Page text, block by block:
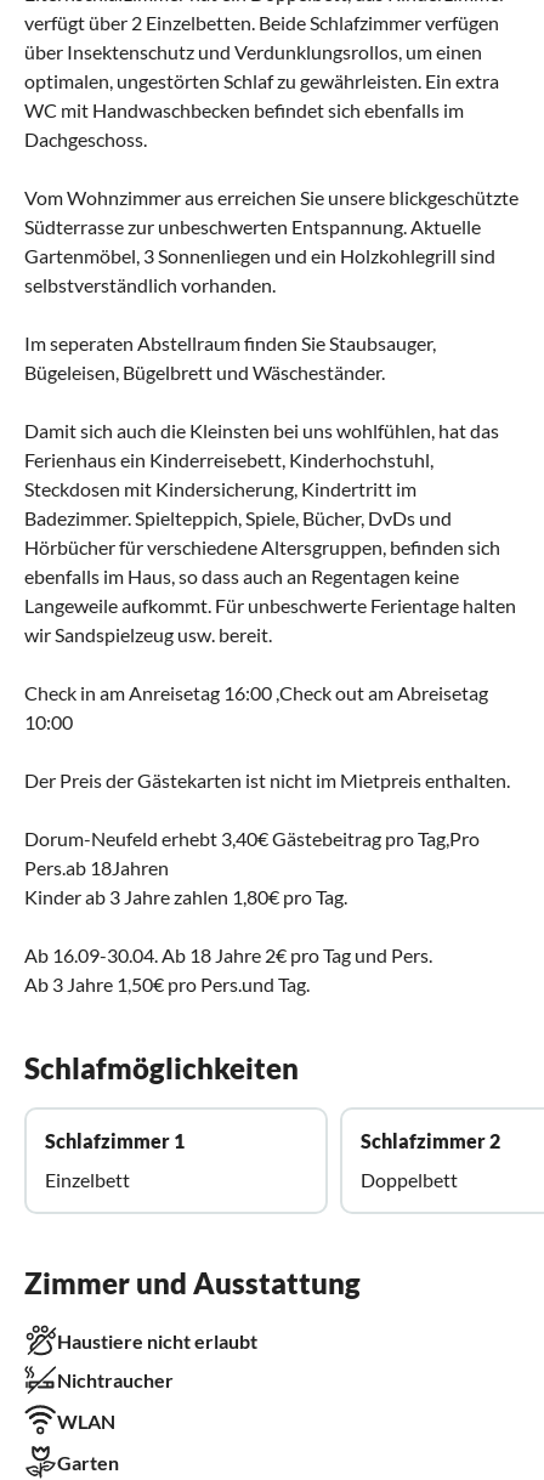
verfügt über 2 Einzelbetten. Beide Schlafzimmer verfügen
über Insektenschutz und Verdunklungsrollos, um einen
optimalen, ungestörten Schlaf zu gewährleisten. Ein extra
WC mit Handwaschbecken befindet sich ebenfalls im
Dachgeschoss.
Vom Wohnzimmer aus erreichen Sie unsere blickgeschützte
Südterrasse zur unbeschwerten Entspannung. Aktuelle
Gartenmöbel, 3 Sonnenliegen und ein Holzkohlegrill sind
selbstverständlich vorhanden.
Im seperaten Abstellraum finden Sie Staubsauger,
Bügeleisen, Bügelbrett und Wäscheständer.
Damit sich auch die Kleinsten bei uns wohlfühlen, hat das
Ferienhaus ein Kinderreisebett, Kinderhochstuhl,
Steckdosen mit Kindersicherung, Kindertritt im
Badezimmer. Spielteppich, Spiele, Bücher, DvDs und
Hörbücher für verschiedene Altersgruppen, befinden sich
ebenfalls im Haus, so dass auch an Regentagen keine
Langeweile aufkommt. Für unbeschwerte Ferientage halten
wir Sandspielzeug usw. bereit.
Check in am Anreisetag 16:00 ,Check out am Abreisetag
10:00
Der Preis der Gästekarten ist nicht im Mietpreis enthalten.
Dorum-Neufeld erhebt 3,40€ Gästebeitrag pro Tag,Pro
Pers.ab 18Jahren
Kinder ab 3 Jahre zahlen 1,80€ pro Tag.
Ab 16.09-30.04. Ab 18 Jahre 2€ pro Tag und Pers.
Ab 3 Jahre 1,50€ pro Pers.und Tag.
Schlafmöglichkeiten
Schlafzimmer 1
Einzelbett
Schlafzimmer 2
Doppelbett
Zimmer und Ausstattung
Haustiere nicht erlaubt
Nichtraucher
WLAN
Garten